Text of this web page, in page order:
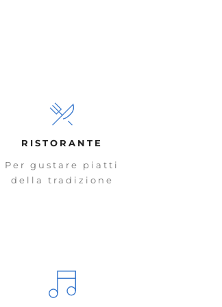
RISTORANTE
Per gustare piatti
della tradizione